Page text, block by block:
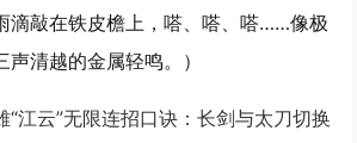
滴敲在铁皮檐上，嗒、嗒、嗒……像极
清越的金属轻鸣。）
“江云”无限连招口诀：长剑与太刀切换